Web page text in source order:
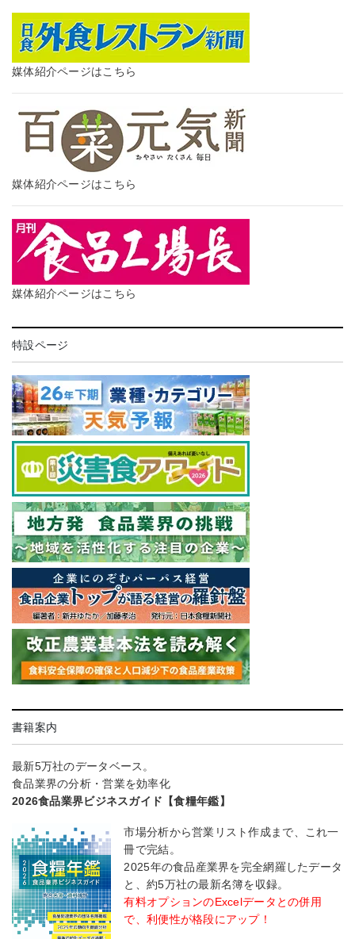
媒体紹介ページはこちら
媒体紹介ページはこちら
媒体紹介ページはこちら
特設ページ
書籍案内
最新5万社のデータベース。
食品業界の分析・営業を効率化
2026食品業界ビジネスガイド【食糧年鑑】
市場分析から営業リスト作成まで、これ一
冊で完結。
2025年の食品産業界を完全網羅したデータ
と、約5万社の最新名簿を収録。
有料オプションのExcelデータとの併用
で、利便性が格段にアップ！